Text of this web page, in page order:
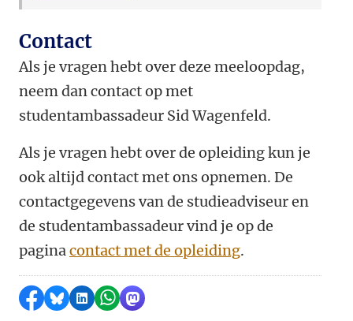
Contact
Als je vragen hebt over deze meeloopdag,
neem dan contact op met
studentambassadeur Sid Wagenfeld.
Als je vragen hebt over de opleiding kun je
ook altijd contact met ons opnemen. De
contactgegevens van de studieadviseur en
de studentambassadeur vind je op de
paginacontact met de opleiding.
Delen op Facebook
Delen via Bluesky
Delen op LinkedIn
Delen via WhatsApp
Delen via Mastodon